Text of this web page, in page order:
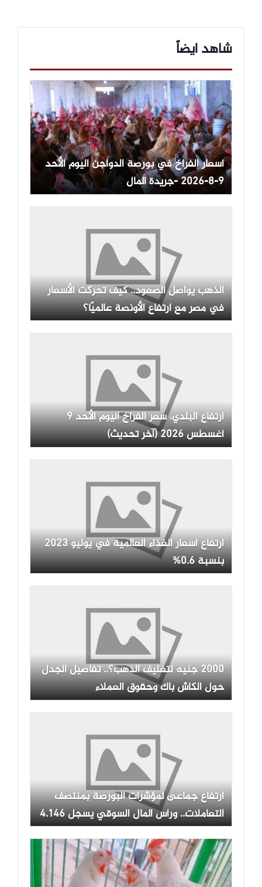
شاهد ايضاً
أسعار الفراخ في بورصة الدواجن اليوم الأحد
9-8-2026 -جريدة المال
الذهب يواصل الصعود.. كيف تحركت الأسعار
في مصر مع ارتفاع الأونصة عالميًا؟
ارتفاع البلدي، سعر الفراخ اليوم الأحد 9
أغسطس 2026 (آخر تحديث)
ارتفاع أسعار الغذاء العالمية في يوليو 2023
بنسبة 0.6%
2000 جنيه لتغليف الذهب؟.. تفاصيل الجدل
حول الكاش باك وحقوق العملاء
ارتفاع جماعى لمؤشرات البورصة بمنتصف
التعاملات.. ورأس المال السوقي يسجل 4.146
تريليون جنيه